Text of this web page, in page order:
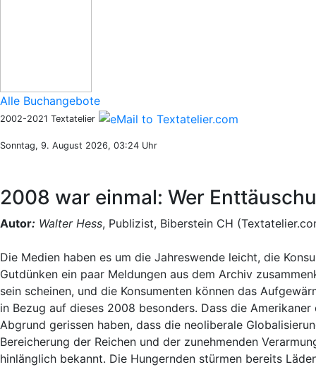
Alle Buchangebote
2002-2021 Textatelier
Sonntag, 9. August 2026, 03:24 Uhr
2008 war einmal: Wer
Autor: Walter Hess, Publizist, Biberstein CH
Die Medien haben es um die Jahreswende leicht, die
Gutdünken ein paar Meldungen aus dem Archiv
sein scheinen, und die Konsumenten können das
in Bezug auf dieses 2008 besonders. Dass die
Abgrund gerissen haben, dass die neoliberale
Bereicherung der Reichen und der zunehmenden
hinlänglich bekannt. Die Hungernden stürmen bereits